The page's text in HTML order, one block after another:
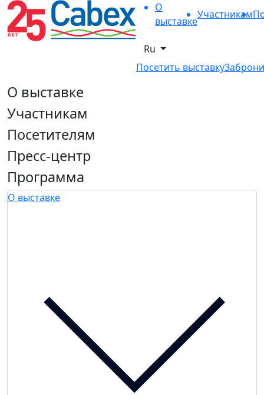
О
выставке
Участникам
Ru
Посетить выставку
О выставке
Участникам
Посетителям
Пресс-центр
Программа
О выставке